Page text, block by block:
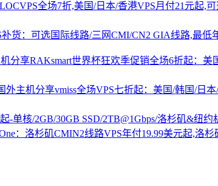
全场7折,美国/日本/香港VPS月付21元起,
货：可选国际线路/三网CMI/CN2 GIA线路,最低
RAKsmart世界杯狂欢季促销全场6折起：美
vmiss全场VPS七折起：美国/韩国/日
-单核/2GB/30GB SSD/2TB@1Gbps/洛杉矶&纽约
：洛杉矶CMIN2线路VPS年付19.99美元起,洛